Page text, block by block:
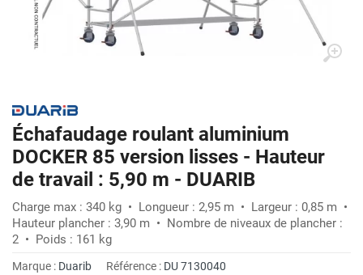
Échafaudage roulant aluminium
DOCKER 85 version lisses - Hauteur
de travail : 5,90 m - DUARIB
Charge max : 340 kg • Longueur : 2,95 m • Largeur : 0,85 m •
Hauteur plancher : 3,90 m • Nombre de niveaux de plancher :
2 • Poids : 161 kg
Marque : Duarib Référence : DU 7130040